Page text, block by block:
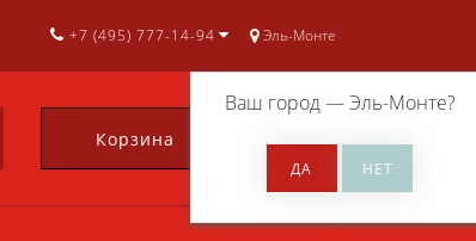
Эль-Монте
Ваш город —Эль-Монте?
+7 (495) 777-14-94
Корзина 0